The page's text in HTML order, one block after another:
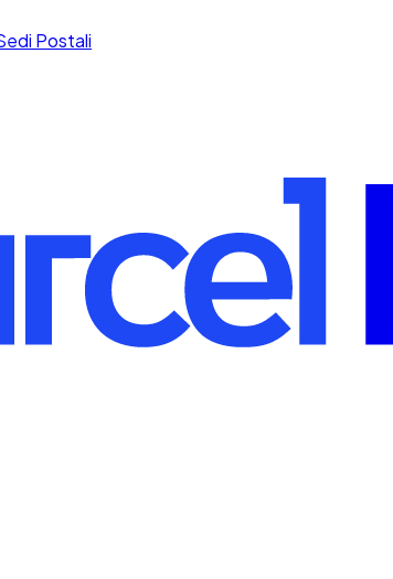
Postali